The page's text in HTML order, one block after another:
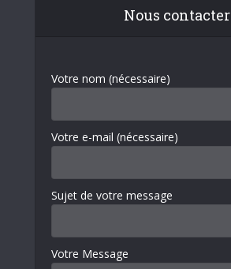
Nous contacter
Votre nom (nécessaire)
Votre e-mail (nécessaire)
Sujet de votre message
Votre Message